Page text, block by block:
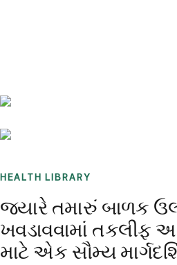
HEALTH LIBRARY
જ્યારે તમારું બાળક
ખવડાવવામાં તકલીફ
માટે એક સૌમ્ય